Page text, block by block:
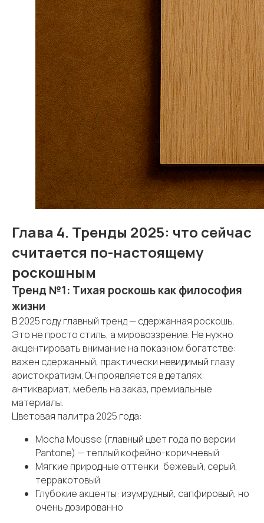
Глава 4. Тренды 2025: что сейчас
считается по-настоящему
роскошным
Тренд №1: Тихая роскошь как философия
жизни
В 2025 году главный тренд — сдержанная роскошь.
Это не просто стиль, а мировоззрение. Не нужно
акцентировать внимание на показном богатстве:
важен сдержанный, практически невидимый глазу
аристократизм. Он проявляется в деталях:
антиквариат, мебель на заказ, премиальные
материалы.
Цветовая палитра 2025 года:
Mocha Mousse (главный цвет года по версии
Pantone) — теплый кофейно-коричневый
Мягкие природные оттенки: бежевый, серый,
терракотовый
Глубокие акценты: изумрудный, сапфировый, но
очень дозированно